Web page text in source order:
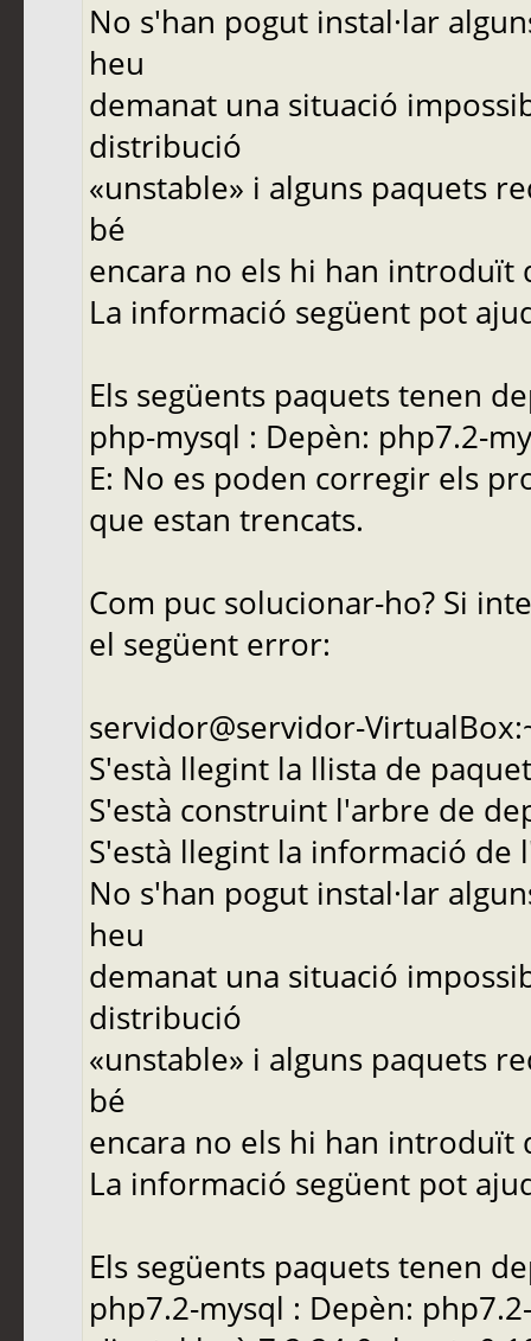
No s'han pogut instal·lar
heu
demanat una situació
distribució
«unstable» i alguns paquets
bé
encara no els hi han introduït
La informació següent pot
Els següents paquets tenen
php-mysql : Depèn: php7.2-
E: No es poden corregir els
que estan trencats.
Com puc solucionar-ho? Si
el següent error:
servidor@servidor-
S'està llegint la llista de
S'està construint l'arbre de
S'està llegint la informació de
No s'han pogut instal·lar
heu
demanat una situació
distribució
«unstable» i alguns paquets
bé
encara no els hi han introduït
La informació següent pot
Els següents paquets tenen
php7.2-mysql : Depèn: